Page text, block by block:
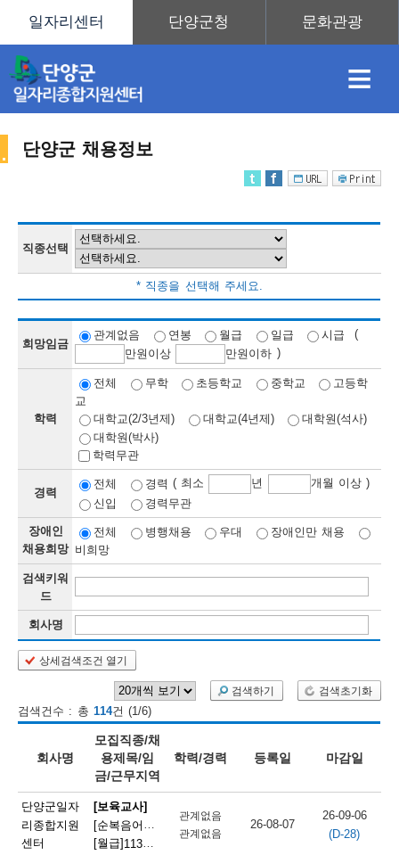
≡
보
보
련
정
우
미
내
단양군 채용정보
직종선택
* 직종을 선택해 주세요.
희망임금
관계없음 연봉 월급 일급 시급
(
만원이상 만원이하 )
학력
전체 무학 초등학교 중학교
고등학
교
대학교(2/3년제)
대학교(4년제)
대학원(석사)
대학원(박사)
학력무관
경력
전체 경력 ( 최소 년
개월 이상 )
신입
경력무관
장애인
채용희망
전체 병행채용 우대
장애인만 채용
비희망
검색키워
드
회사명
상세검색조건 열기
검색하기 검색초기화
검색건수 : 총 114건 (1/6)
회사명
모집직종/채
용제목/임
금/근무지역
학력/경력 등록일 마감일
단양군일자
리종합지원
센터
[보육교사]
[순복음어린이집] 순복음어린이집 보육교사(오전보조) 모집
[월급] 113만원
관계없음
관계없음
26-08-07
26-09-06
(D-28)
채
용
보
오
등
채
용